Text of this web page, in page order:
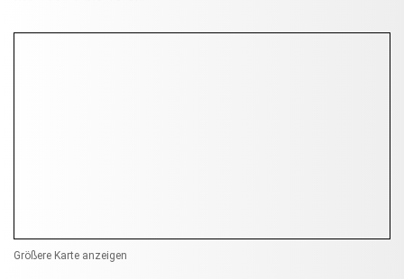
Größere Karte anzeigen